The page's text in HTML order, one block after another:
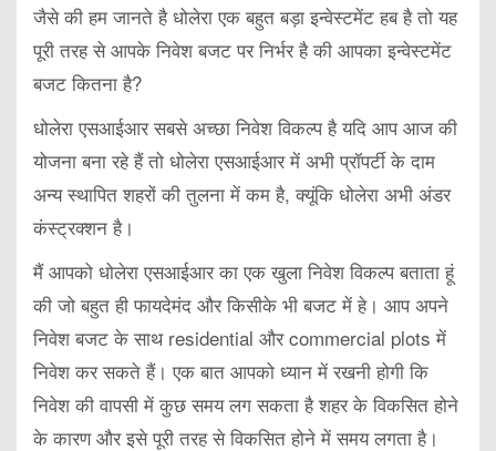
जैसे की हम जानते है धोलेरा एक बहुत बड़ा इन्वेस्टमेंट हब है तो यह
पूरी तरह से आपके निवेश बजट पर निर्भर है की आपका इन्वेस्टमेंट
बजट कितना है?
धोलेरा एसआईआर सबसे अच्छा निवेश विकल्प है यदि आप आज की
योजना बना रहे हैं तो धोलेरा एसआईआर में अभी प्रॉपर्टी के दाम
अन्य स्थापित शहरों की तुलना में कम है, क्यूंकि धोलेरा अभी अंडर
कंस्ट्रक्शन है।
मैं आपको धोलेरा एसआईआर का एक खुला निवेश विकल्प बताता हूं
की जो बहुत ही फायदेमंद और किसीके भी बजट में हे। आप अपने
निवेश बजट के साथ residential और commercial plots में
निवेश कर सकते हैं। एक बात आपको ध्यान में रखनी होगी कि
निवेश की वापसी में कुछ समय लग सकता है शहर के विकसित होने
के कारण और इसे पूरी तरह से विकसित होने में समय लगता है।